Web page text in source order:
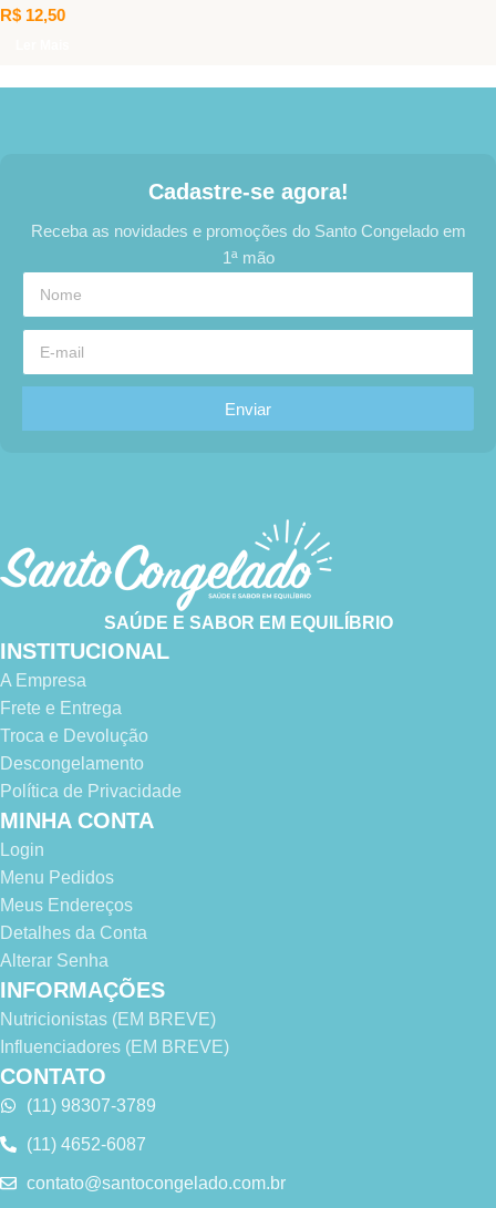
R$ 12,50
Cadastre-se agora!
Receba as novidades e promoções do Santo Congelado em
1ª mão
Enviar
SAÚDE E SABOR EM EQUILÍBRIO
INSTITUCIONAL
A Empresa
Frete e Entrega
Troca e Devolução
Descongelamento
Política de Privacidade
MINHA CONTA
Login
Menu Pedidos
Meus Endereços
Detalhes da Conta
Alterar Senha
INFORMAÇÕES
Nutricionistas (EM BREVE)
Influenciadores (EM BREVE)
CONTATO
(11) 98307-3789
(11) 4652-6087
contato@santocongelado.com.br